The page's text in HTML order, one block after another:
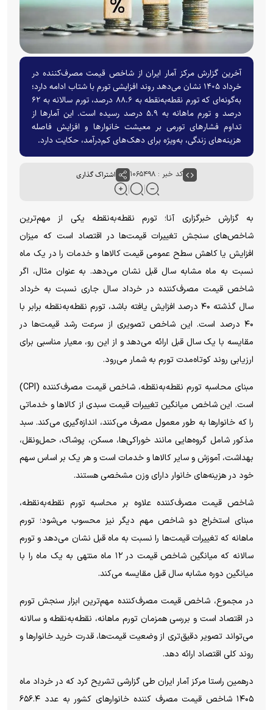
آخرین گزارش مرکز آمار ایران از شاخص قیمت مصرف‌کننده در
خرداد ۱۴۰۵ نشان می‌دهد روند افزایشی تورم با شتاب ادامه دارد؛
به‌گونه‌ای که تورم نقطه‌به‌نقطه به ۸۸.۶ درصد، تورم سالانه به ۶۲
درصد و تورم ماهانه به ۵.۹ درصد رسیده است. این آمارها از
تداوم فشارهای تورمی بر معیشت خانوارها و افزایش فاصله
هزینه‌های زندگی، به‌ویژه برای دهک‌های کم‌درآمد، حکایت دارد.
کد خبر : ۱۰۶۵۴۹۸ اشتراک گذاری
به گزارش خبرگزاری آنا؛ تورم نقطه‌به‌نقطه یکی از مهم‌ترین
شاخص‌های سنجش تغییرات قیمت‌ها در اقتصاد است که میزان
افزایش یا کاهش سطح عمومی قیمت کالا‌ها و خدمات را در یک ماه
نسبت به ماه مشابه سال قبل نشان می‌دهد. به عنوان مثال، اگر
شاخص قیمت مصرف‌کننده در خرداد سال جاری نسبت به خرداد
سال گذشته ۴۰ درصد افزایش یافته باشد، تورم نقطه‌به‌نقطه برابر با
۴۰ درصد است. این شاخص تصویری از سرعت رشد قیمت‌ها در
مقایسه با یک سال قبل ارائه می‌دهد و از این رو، معیار مناسبی برای
ارزیابی روند کوتاه‌مدت تورم به شمار می‌رود.
مبنای محاسبه تورم نقطه‌به‌نقطه، شاخص قیمت مصرف‌کننده (CPI)
است. این شاخص میانگین تغییرات قیمت سبدی از کالا‌ها و خدماتی
را که خانوار‌ها به طور معمول مصرف می‌کنند، اندازه‌گیری می‌کند. سبد
مذکور شامل گروه‌هایی مانند خوراکی‌ها، مسکن، پوشاک، حمل‌ونقل،
بهداشت، آموزش و سایر کالا‌ها و خدمات است و هر یک بر اساس سهم
خود در هزینه‌های خانوار دارای وزن مشخصی هستند.
شاخص قیمت مصرف‌کننده علاوه بر محاسبه تورم نقطه‌به‌نقطه،
مبنای استخراج دو شاخص مهم دیگر نیز محسوب می‌شود؛ تورم
ماهانه که تغییرات قیمت‌ها را نسبت به ماه قبل نشان می‌دهد و تورم
سالانه که میانگین شاخص قیمت در ۱۲ ماه منتهی به یک ماه را با
میانگین دوره مشابه سال قبل مقایسه می‌کند.
در مجموع، شاخص قیمت مصرف‌کننده مهم‌ترین ابزار سنجش تورم
در اقتصاد است و بررسی همزمان تورم ماهانه، نقطه‌به‌نقطه و سالانه
می‌تواند تصویر دقیق‌تری از وضعیت قیمت‌ها، قدرت خرید خانوار‌ها و
روند کلی اقتصاد ارائه دهد.
درهمین راستا مرکز آمار ایران طی گزارشی تشریح کرد که در خرداد ماه
۱۴۰۵ شاخص قیمت مصرف کننده خانوار‌های کشور به عدد ۶۵۶.۴